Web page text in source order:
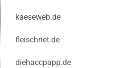
kaeseweb.de
fleischnet.de
diehaccpapp.de